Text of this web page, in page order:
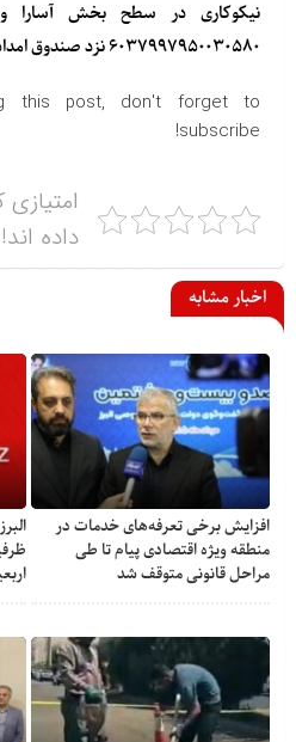
نیکوکاری در سطح بخش آسارا
۶۰۳۷۹۹۷۹۵۰۰۳۰۵۸۰ نزد صندوق امداد خواهد بود.
this post, don't forget to
subscribe!
داده اند!
اخبار مشابه
افزایش برخی تعرفه‌های خدمات در
منطقه ویژه اقتصادی پیام تا طی
مراحل قانونی متوقف شد